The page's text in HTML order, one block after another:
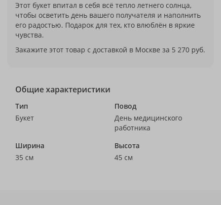
Этот букет впитал в себя всё тепло летнего солнца,
чтобы осветить день вашего получателя и наполнить
его радостью. Подарок для тех, кто влюблён в яркие
чувства.
Закажите этот товар с доставкой в Москве за 5 270 руб.
Общие характеристики
Тип
Букет
Повод
День медицинского
работника
Ширина
35 см
Высота
45 см